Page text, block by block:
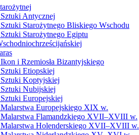
Antycznej
Starożytnego Bliskiego Wschodu
Starożytnego Egiptu
i Rzemiosła Bizantyjskiego
Etiopskiej
Koptyjskiej
Nubijskiej
Europejskiej
Europejskiego XIX w.
Flamandzkiego XVII–XVIII w.
Holenderskiego XVII–XVIII w.